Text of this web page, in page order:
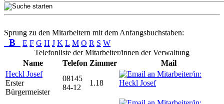
Sprung zu den Mitarbeitern mit dem Anfangsbuchstaben:
B E F G H J K L M O R S W
Telefonliste der Mitarbeiter/innen der Verwaltung
Name
Telefon Zimmer
Mail
Heckl Josef
Erster
Bürgermeister
08145
84-12
1.18